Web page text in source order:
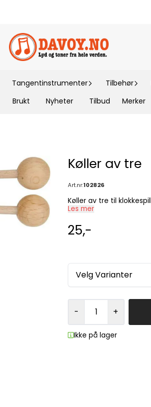
Tangentinstrumenter Tilbehør
Brukt Nyheter Tilbud Merker
Køller av tre
Art.nr:102826
Les mer
25,-
Velg Varianter
- +
Ikke på lager